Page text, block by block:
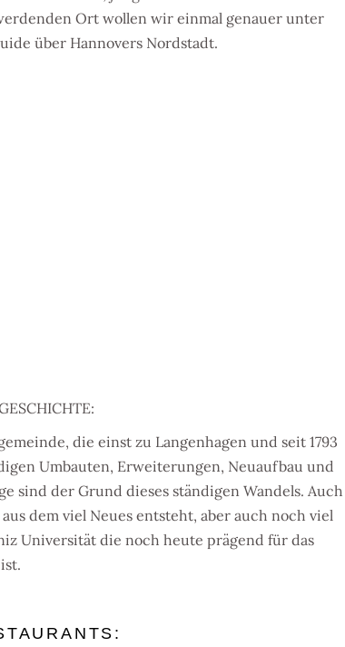
Ort wollen wir einmal genauer unter
über Hannovers Nordstadt.
die einst zu Langenhagen und seit 1793
Umbauten, Erweiterungen, Neuaufbau und
sind der Grund dieses ständigen Wandels. Auch
dem viel Neues entsteht, aber auch noch viel
Universität die noch heute prägend für das